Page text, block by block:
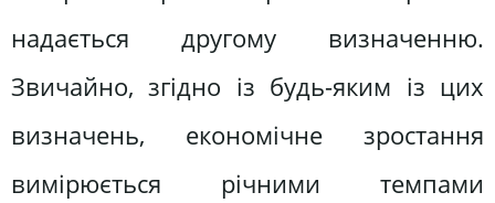
надається другому визначенню.
Звичайно, згідно із будь-яким із цих
визначень, економічне зростання
вимірюється річними темпами